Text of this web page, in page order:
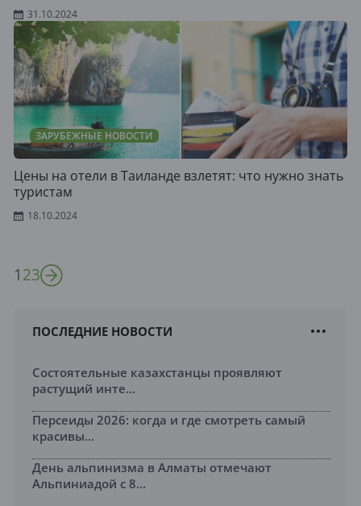
31.10.2024
ЗАРУБЕЖНЫЕ НОВОСТИ
Цены на отели в Таиланде взлетят: что нужно знать
туристам
18.10.2024
123
ПОСЛЕДНИЕ НОВОСТИ
Состоятельные казахстанцы проявляют
растущий инте...
Персеиды 2026: когда и где смотреть самый
красивы...
День альпинизма в Алматы отмечают
Альпиниадой с 8...